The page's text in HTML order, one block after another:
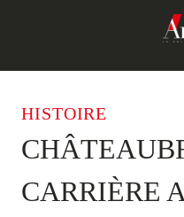
HISTOIRE
CARRIÈRE